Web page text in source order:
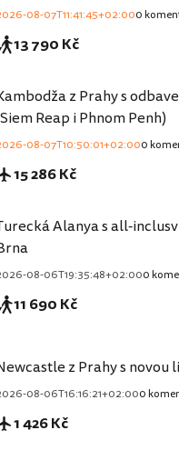
08-07T11:41:45+02:000
13 790 Kč
z Prahy s
Reap i Phnom Penh)
08-07T10:50:01+02:000
15 286 Kč
Alanya s all-
08-06T19:35:48+02:000
11 690 Kč
z Prahy s novou
08-06T16:16:21+02:000
1 426 Kč